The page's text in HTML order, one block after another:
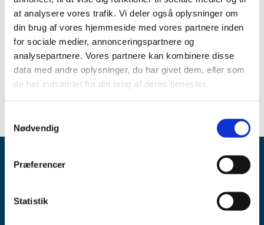
at analysere vores trafik. Vi deler også oplysninger om
din brug af vores hjemmeside med vores partnere inden
for sociale medier, annonceringspartnere og
analysepartnere. Vores partnere kan kombinere disse
data med andre oplysninger, du har givet dem, eller som
de har indsamlet fra din brug af deres tjenester.
Nødvendig
Præferencer
Statistik
Spørgsmål om aktuel status skal stilles til virksomheden.
Link
Se oversigten over aktuelle og kommende
forsyningsvanskeligheder